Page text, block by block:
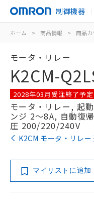
制御機器
ホーム > 商品情報 > 商品カ
モータ・リレー
K2CM-
2028年03月受注終了予定
モータ・リレー, 起
ンジ 2～8A, 自動復
圧 200/220/240V
K2CM モータ・リレ
マイリストに追加